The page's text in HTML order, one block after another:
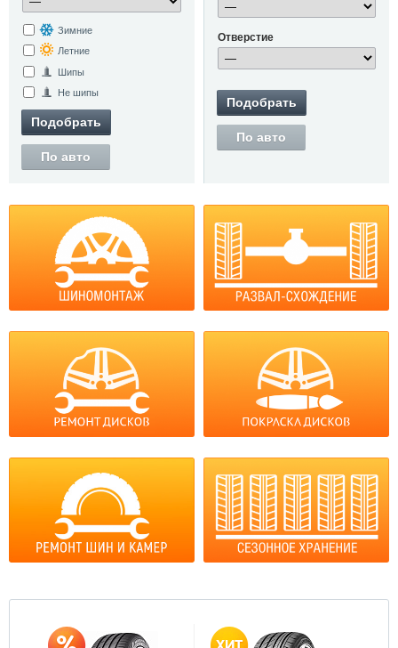
Зимние
Летние
Шипы
Не шипы
Подобрать
По авто
Отверстие
Подобрать
По авто